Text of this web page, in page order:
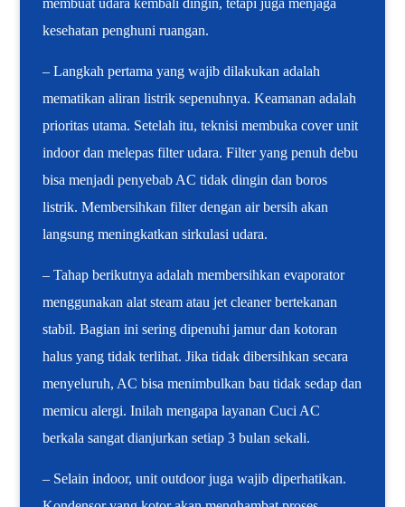
membuat udara kembali dingin, tetapi juga menjaga
kesehatan penghuni ruangan.
– Langkah pertama yang wajib dilakukan adalah
mematikan aliran listrik sepenuhnya. Keamanan adalah
prioritas utama. Setelah itu, teknisi membuka cover unit
indoor dan melepas filter udara. Filter yang penuh debu
bisa menjadi penyebab AC tidak dingin dan boros
listrik. Membersihkan filter dengan air bersih akan
langsung meningkatkan sirkulasi udara.
– Tahap berikutnya adalah membersihkan evaporator
menggunakan alat steam atau jet cleaner bertekanan
stabil. Bagian ini sering dipenuhi jamur dan kotoran
halus yang tidak terlihat. Jika tidak dibersihkan secara
menyeluruh, AC bisa menimbulkan bau tidak sedap dan
memicu alergi. Inilah mengapa layanan Cuci AC
berkala sangat dianjurkan setiap 3 bulan sekali.
– Selain indoor, unit outdoor juga wajib diperhatikan.